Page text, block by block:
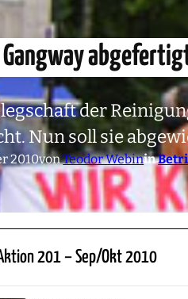
Gangway
der
Nun soll sie
2010vonTeodor Webinin
201 – Sep/Okt 2010